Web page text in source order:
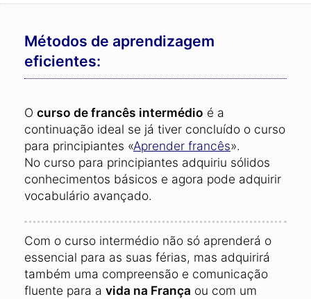
Métodos de aprendizagem
eficientes:
O curso de francês intermédio é a
continuação ideal se já tiver concluído o curso
para principiantes «Aprender francês».
No curso para principiantes adquiriu sólidos
conhecimentos básicos e agora pode adquirir
vocabulário avançado.
Com o curso intermédio não só aprenderá o
essencial para as suas férias, mas adquirirá
também uma compreensão e comunicação
fluente para a vida na França ou com um